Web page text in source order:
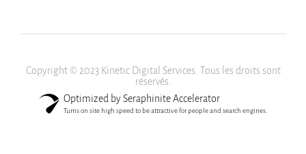
Copyright © 2023 Kinetic Digital Services. Tous les droits sont
réservés.
Optimized by Seraphinite Accelerator
Turns on site high speed to be attractive for people and search engines.